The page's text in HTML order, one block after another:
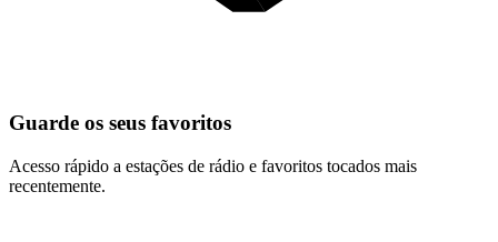
Guarde os seus favoritos
Acesso rápido a estações de rádio e favoritos tocados mais
recentemente.